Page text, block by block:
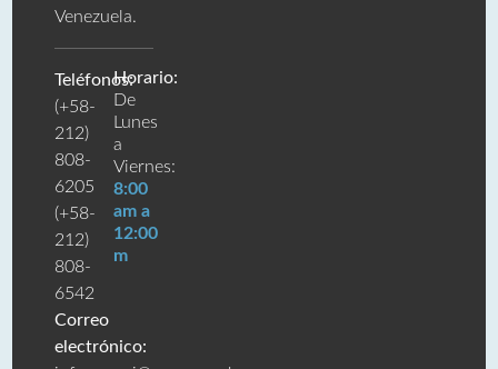
Venezuela.
Teléfonos:
(+58-
212)
808-
6205
(+58-
212)
808-
6542
Correo
electrónico:
Horario:
De
Lunes
a
Viernes:
8:00
am a
12:00
m